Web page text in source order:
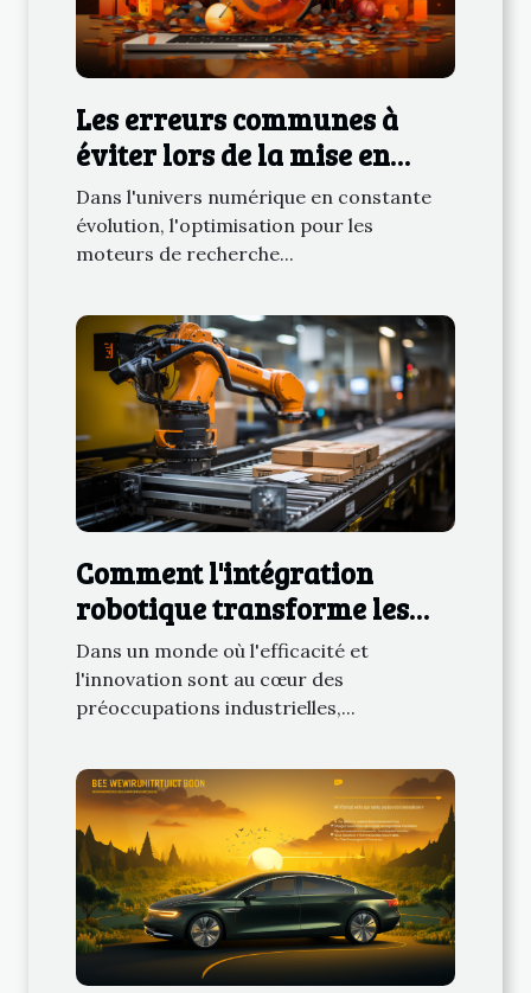
Les erreurs communes à
éviter lors de la mise en
place d'un audit SEO
Dans l'univers numérique en constante
évolution, l'optimisation pour les
moteurs de recherche...
Comment l'intégration
robotique transforme les
industries manufacturières
Dans un monde où l'efficacité et
l'innovation sont au cœur des
préoccupations industrielles,...